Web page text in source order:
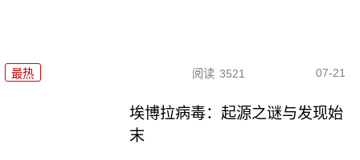
最热 阅读 3521 07-21
埃博拉病毒：起源之谜与发现始
末